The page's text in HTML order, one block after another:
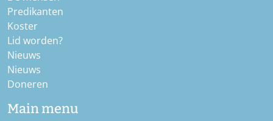
Predikanten
Koster
Lid worden?
Nieuws
Nieuws
Doneren
Main menu